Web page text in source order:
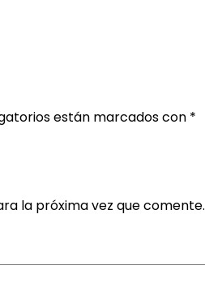
están marcados con *
la próxima vez que comente.